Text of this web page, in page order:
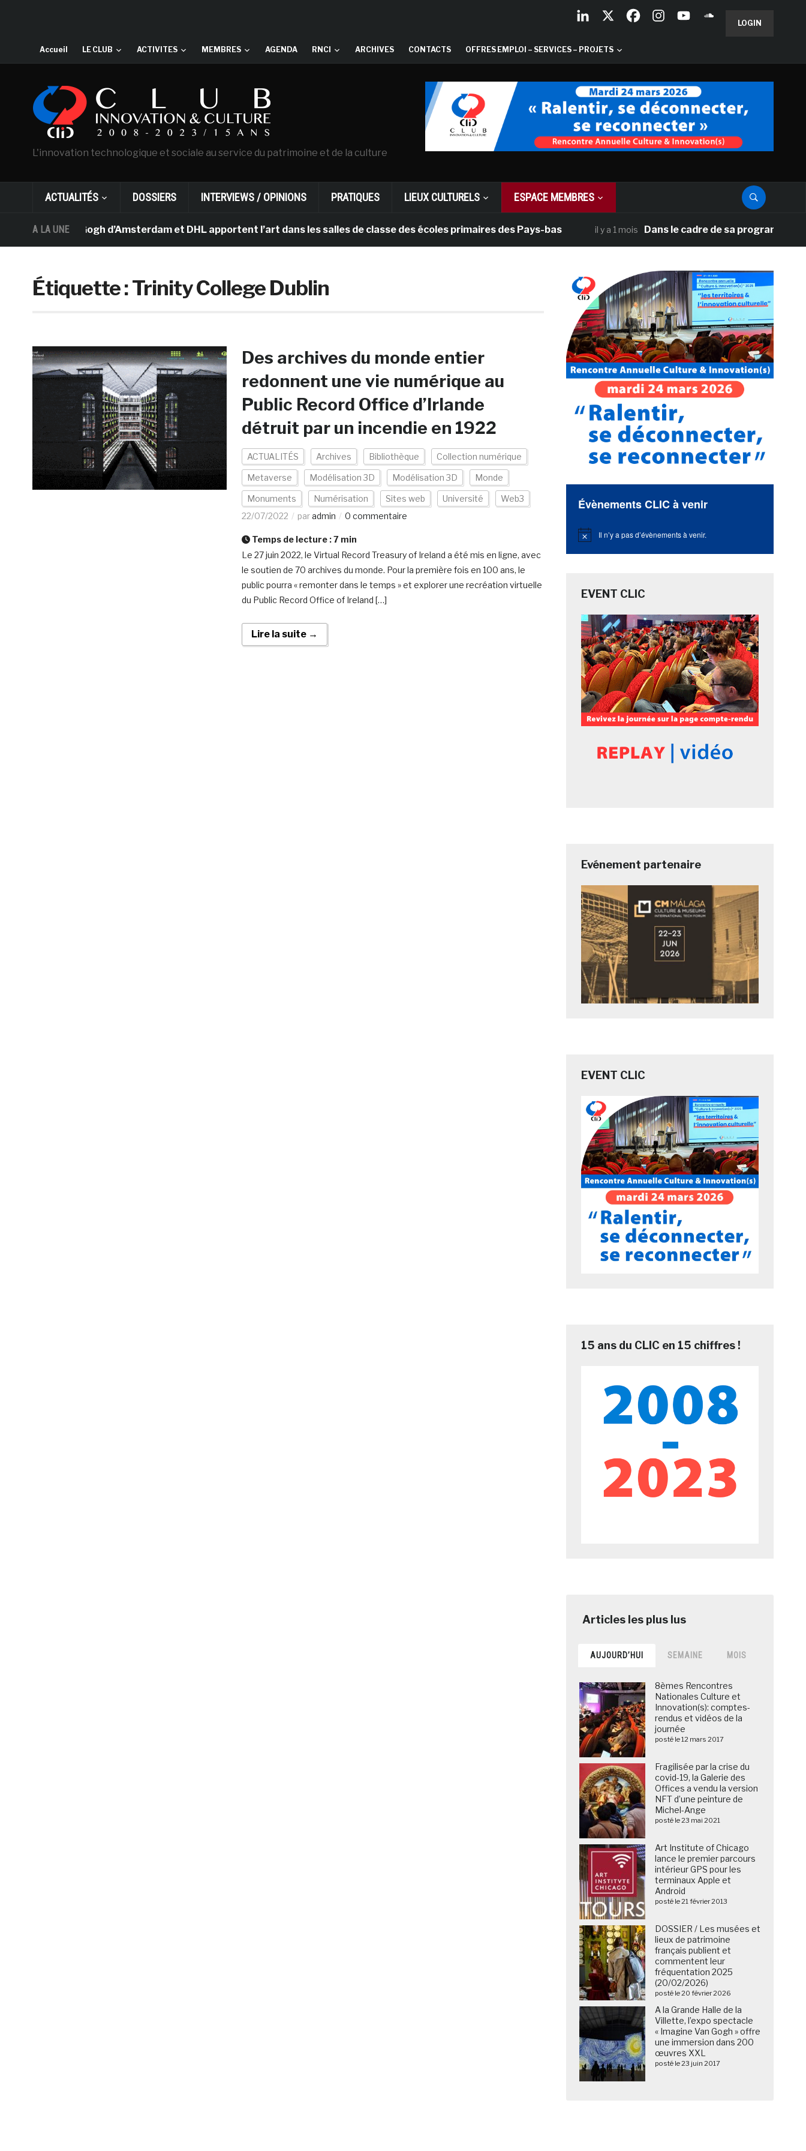
LOGIN
Accueil LE CLUB ACTIVITES MEMBRES AGENDA RNCI ARCHIVES CONTACTS OFFRES EMPLOI – SERVICES – PROJETS
L'innovation technologique et sociale au service du patrimoine et de la culture
ACTUALITÉS DOSSIERS INTERVIEWS / OPINIONS PRATIQUES LIEUX CULTURELS ESPACE MEMBRES
A LA UNE
Van Gogh d’Amsterdam et DHL apportent l’art dans les salles de classe des écoles primaires des Pays-bas il y a 1 mois Dans le cadre de sa programmation
Étiquette :Trinity College Dublin
Des archives du monde entier
redonnent une vie numérique au
Public Record Office d’Irlande
détruit par un incendie en 1922
ACTUALITÉS Archives Bibliothèque Collection numérique
Metaverse Modélisation 3D Modélisation 3D Monde
Monuments Numérisation Sites web Université
Web3
22/07/2022
paradmin 0 commentaire
Temps de lecture :7 min
Le 27 juin 2022, le Virtual Record Treasury of Ireland a été mis en ligne, avec
le soutien de 70 archives du monde. Pour la première fois en 100 ans, le
public pourra « remonter dans le temps » et explorer une recréation virtuelle
du Public Record Office of Ireland […]
Lire la suite →
Évènements CLIC à venir
Notice Il n’y a pas d’évènements à venir.
EVENT CLIC
Evénement partenaire
EVENT CLIC
15 ans du CLIC en 15 chiffres !
AUJOURD’HUI SEMAINE MOIS
8èmes Rencontres
Nationales Culture et
Innovation(s): comptes-
rendus et vidéos de la
journée
posté le 12 mars 2017
Fragilisée par la crise du
covid-19, la Galerie des
Offices a vendu la version
NFT d’une peinture de
Michel-Ange
posté le 23 mai 2021
Art Institute of Chicago
lance le premier parcours
intérieur GPS pour les
terminaux Apple et
Android
posté le 21 février 2013
DOSSIER / Les musées et
lieux de patrimoine
français publient et
commentent leur
fréquentation 2025
(20/02/2026)
posté le 20 février 2026
A la Grande Halle de la
Villette, l’expo spectacle
« Imagine Van Gogh » offre
une immersion dans 200
œuvres XXL
posté le 23 juin 2017